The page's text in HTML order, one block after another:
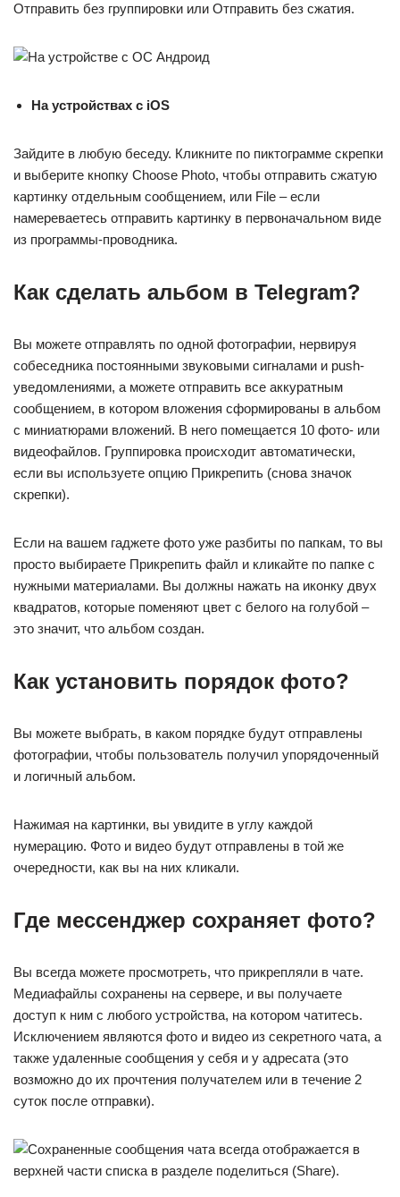
Отправить без группировки или Отправить без сжатия.
На устройствах с iOS
Зайдите в любую беседу. Кликните по пиктограмме скрепки
и выберите кнопку Choose Photo, чтобы отправить сжатую
картинку отдельным сообщением, или File – если
намереваетесь отправить картинку в первоначальном виде
из программы-проводника.
Как сделать альбом в Telegram?
Вы можете отправлять по одной фотографии, нервируя
собеседника постоянными звуковыми сигналами и push-
уведомлениями, а можете отправить все аккуратным
сообщением, в котором вложения сформированы в альбом
с миниатюрами вложений. В него помещается 10 фото- или
видеофайлов. Группировка происходит автоматически,
если вы используете опцию Прикрепить (снова значок
скрепки).
Если на вашем гаджете фото уже разбиты по папкам, то вы
просто выбираете Прикрепить файл и кликайте по папке с
нужными материалами. Вы должны нажать на иконку двух
квадратов, которые поменяют цвет с белого на голубой –
это значит, что альбом создан.
Как установить порядок фото?
Вы можете выбрать, в каком порядке будут отправлены
фотографии, чтобы пользователь получил упорядоченный
и логичный альбом.
Нажимая на картинки, вы увидите в углу каждой
нумерацию. Фото и видео будут отправлены в той же
очередности, как вы на них кликали.
Где мессенджер сохраняет фото?
Вы всегда можете просмотреть, что прикрепляли в чате.
Медиафайлы сохранены на сервере, и вы получаете
доступ к ним с любого устройства, на котором чатитесь.
Исключением являются фото и видео из секретного чата, а
также удаленные сообщения у себя и у адресата (это
возможно до их прочтения получателем или в течение 2
суток после отправки).